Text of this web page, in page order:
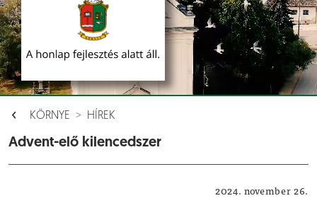
KÖRNYE HÍREK
Advent-elő kilencedszer
2024. november 26.
Dokumentumok []
Aloldalak [ ]